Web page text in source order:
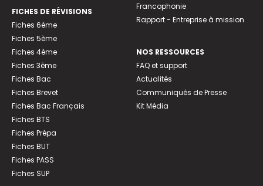
FICHES DE RÉVISIONS
Fiches 6ème
Fiches 5ème
Fiches 4ème
Fiches 3ème
Fiches Bac
Fiches Brevet
Fiches Bac Français
Fiches BTS
Fiches Prépa
Fiches BUT
Fiches PASS
Fiches SUP
Francophonie
Rapport - Entreprise à mission
NOS RESSOURCES
FAQ et support
Actualités
Communiqués de Presse
Kit Média